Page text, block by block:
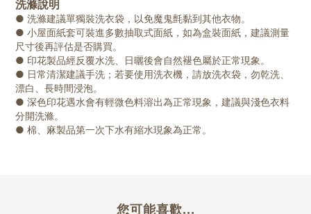
洗滌說明
● 洗滌建議單獨裝洗衣袋，以免魔鬼氈黏到其他衣物。
● 小屋面紙套可裝進多數抽取式面紙，如為盒裝面紙，建議測量
尺寸後再評估是否購買。
● 印花製品經反覆水洗、日曬後會自然褪色屬於正常現象。
● 日常清潔建議手洗；若要使用洗衣機，請放洗衣袋，勿乾洗、
漂白、長時間浸泡。
● 深色印花遇水會有輕微色料溶出為正常現象，建議與淺色衣料
分開洗滌。
● 棉、麻製品第一次下水有縮水現象為正常。
您可能喜歡...